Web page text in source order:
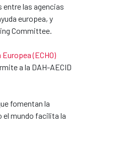
entre las agencias
europea, y
Committee.
(ECHO)
a la DAH-AECID
fomentan la
el mundo facilita la